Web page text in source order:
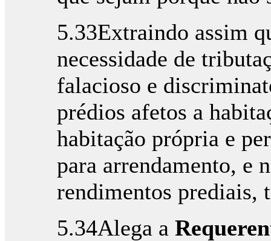
5.33Extraindo assim
necessidade de
falacioso e
prédios afetos a
habitação própria e
para arrendamento, e
rendimentos prediais,
5.34Alega a